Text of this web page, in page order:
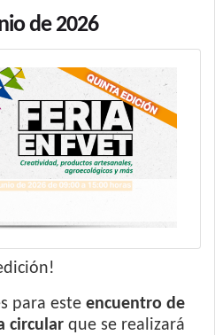
de 2026
para este encuentro de
circular que se realizará